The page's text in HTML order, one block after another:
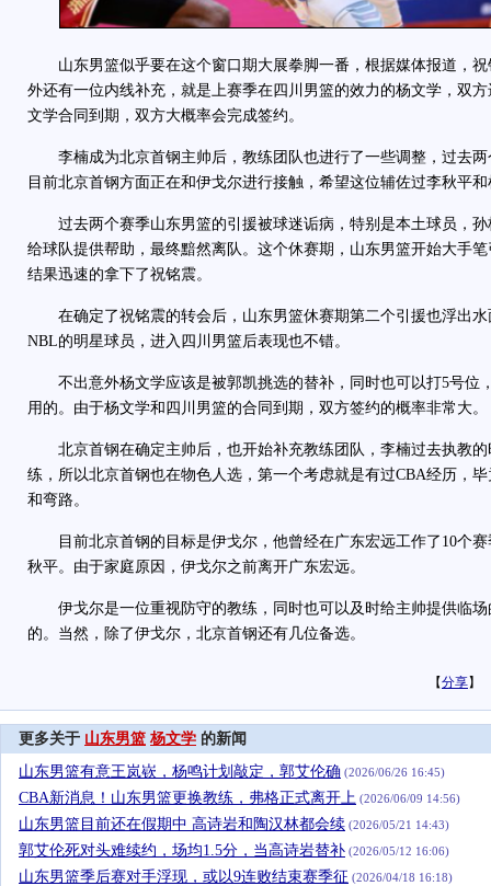
山东男篮似乎要在这个窗口期大展拳脚一番，根据媒体报道，祝
外还有一位内线补充，就是上赛季在四川男篮的效力的杨文学 ，双
文学合同到期，双方大概率会完成签约。
李楠成为北京首钢主帅后，教练团队也进行了一些调整，过去两
目前北京首钢方面正在和伊戈尔进行接触，希望这位辅佐过李秋平
过去两个赛季山东男篮的引援被球迷诟病，特别是本土球员，孙
给球队提供帮助，最终黯然离队。这个休赛期，山东男篮开始大手
结果迅速的拿下了祝铭震。
在确定了祝铭震的转会后，山东男篮休赛期第二个引援也浮出水
NBL的明星球员，进入四川男篮后表现也不错。
不出意外杨文学应该是被郭凯挑选的替补，同时也可以打5号位
用的。由于杨文学和四川男篮的合同到期，双方签约的概率非常大。
北京首钢在确定主帅后，也开始补充教练团队，李楠过去执教的
练，所以北京首钢也在物色人选，第一个考虑就是有过CBA经历，
和弯路。
目前北京首钢的目标是伊戈尔，他曾经在广东宏远工作了10个赛
秋平。由于家庭原因，伊戈尔之前离开广东宏远。
伊戈尔是一位重视防守的教练，同时也可以及时给主帅提供临场
的。当然，除了伊戈尔，北京首钢还有几位备选。
【分享】
更多关于 山东男篮 杨文学 的新闻
山东男篮有意王岚嵚，杨鸣计划敲定，郭艾伦确 (2026/06/26 16:45)
CBA新消息！山东男篮更换教练，弗格正式离开上 (2026/06/09 14:56)
山东男篮目前还在假期中 高诗岩和陶汉林都会续 (2026/05/21 14:43)
郭艾伦死对头难续约，场均1.5分，当高诗岩替补 (2026/05/12 16:06)
山东男篮季后赛对手浮现，或以9连败结束赛季征 (2026/04/18 16:18)